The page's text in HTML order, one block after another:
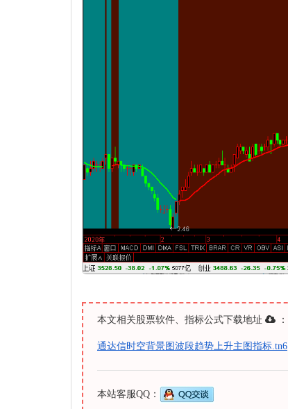
本文相关股票软件、指标公式下载地址 ：
通达信时空背景图波段趋势上升主图指标.tn6
本站客服QQ：